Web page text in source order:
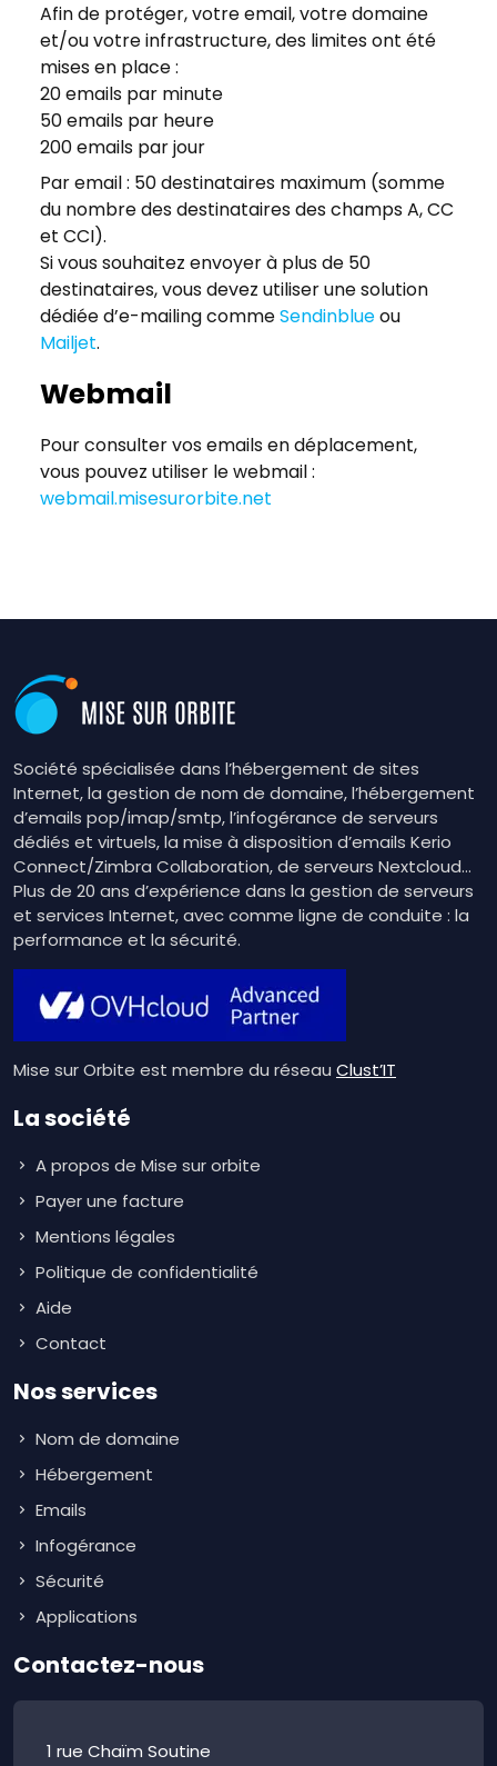
Afin de protéger, votre email, votre domaine
et/ou votre infrastructure, des limites ont été
mises en place :
20 emails par minute
50 emails par heure
200 emails par jour
Par email : 50 destinataires maximum (somme
du nombre des destinataires des champs A, CC
et CCI).
Si vous souhaitez envoyer à plus de 50
destinataires, vous devez utiliser une solution
dédiée d’e-mailing commeSendinblueou
Mailjet.
Webmail
Pour consulter vos emails en déplacement,
vous pouvez utiliser le webmail :
webmail.misesurorbite.net
Société spécialisée dans l’hébergement de sites
Internet, la gestion de nom de domaine, l’hébergement
d’emails pop/imap/smtp, l’infogérance de serveurs
dédiés et virtuels, la mise à disposition d’emails Kerio
Connect/Zimbra Collaboration, de serveurs Nextcloud…
Plus de 20 ans d’expérience dans la gestion de serveurs
et services Internet, avec comme ligne de conduite : la
performance et la sécurité.
Mise sur Orbite est membre du réseau Clust’IT
La société
A propos de Mise sur orbite
Payer une facture
Mentions légales
Politique de confidentialité
Aide
Contact
Nos services
Nom de domaine
Hébergement
Emails
Infogérance
Sécurité
Applications
Contactez-nous
1 rue Chaïm Soutine